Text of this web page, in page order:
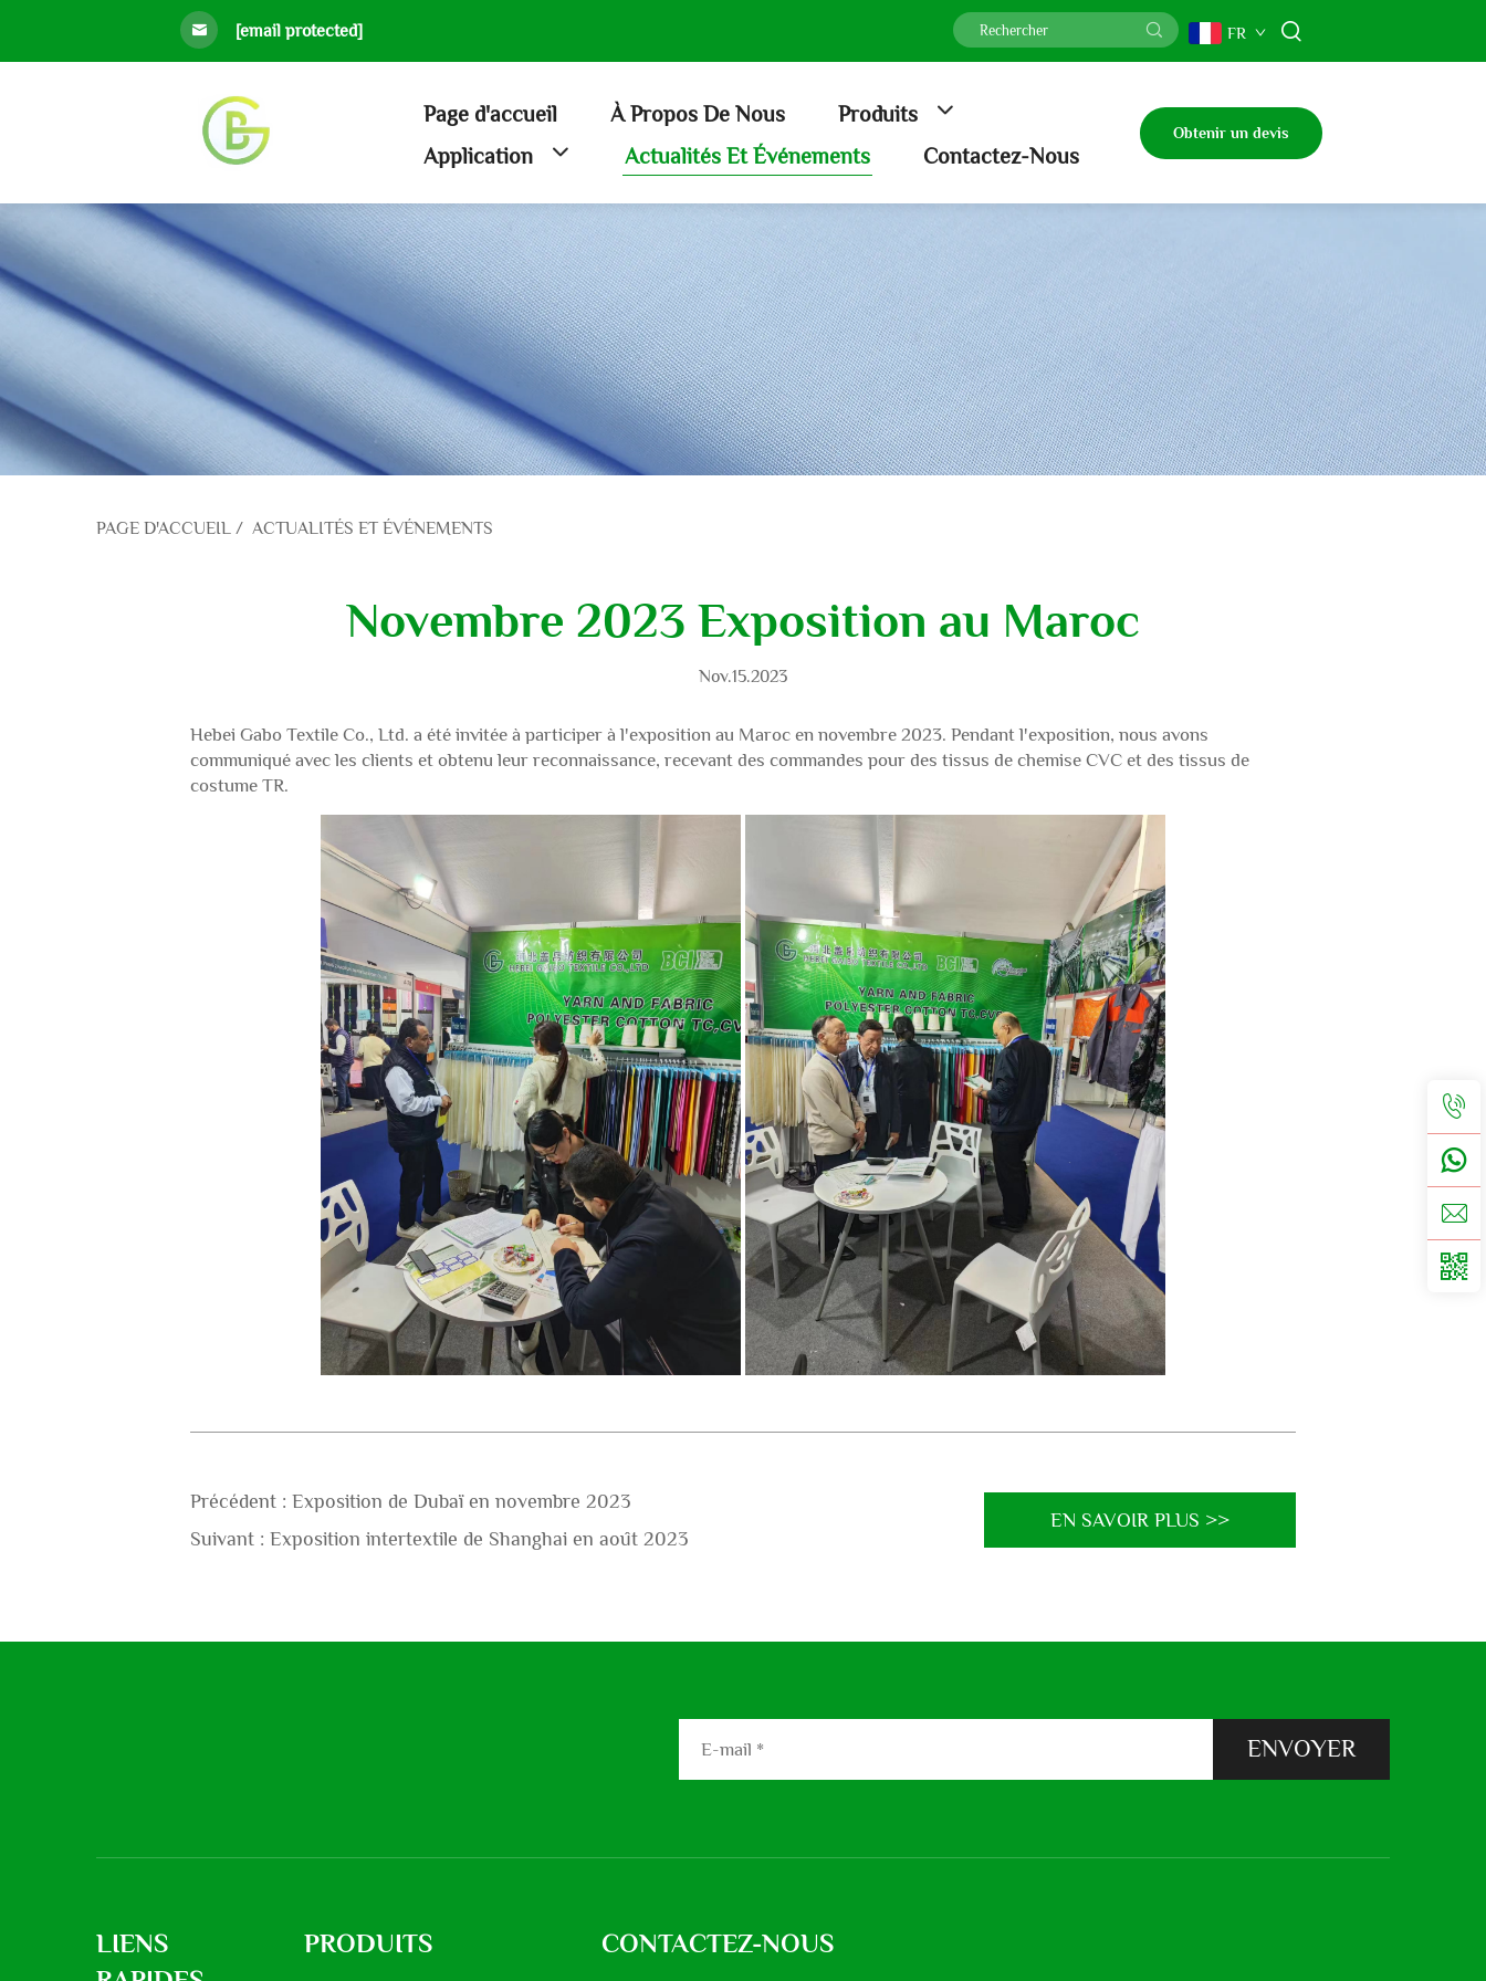
[email protected] FR
Page d'accueil À Propos De Nous
Produits
Application
Actualités Et Événements Contactez-Nous
Obtenir un devis
PAGE D'ACCUEIL / ACTUALITÉS ET ÉVÉNEMENTS
Novembre 2023 Exposition au Maroc
Nov.15.2023
Hebei Gabo Textile Co., Ltd. a été invitée à participer à l'exposition au Maroc en novembre 2023. Pendant l'exposition, nous avons
communiqué avec les clients et obtenu leur reconnaissance, recevant des commandes pour des tissus de chemise CVC et des tissus de
costume TR.
Précédent : Exposition de Dubaï en novembre 2023
Suivant : Exposition intertextile de Shanghai en août 2023
EN SAVOIR PLUS >>
ENVOYER
LIENS
PRODUITS CONTACTEZ-NOUS